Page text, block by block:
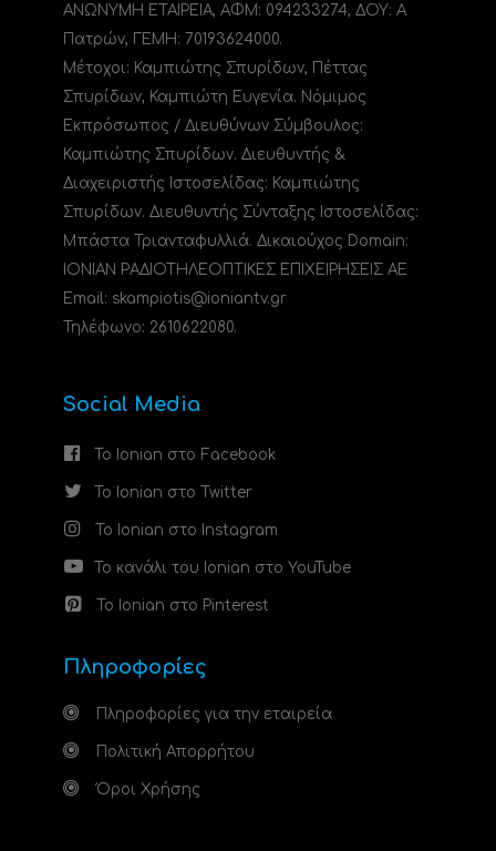
ΑΝΩΝΥΜΗ ΕΤΑΙΡΕΙΑ, ΑΦΜ: 094233274, ΔΟΥ: A
Πατρών, ΓΕΜΗ: 70193624000.
Μέτοχοι: Καμπιώτης Σπυρίδων, Πέττας
Σπυρίδων, Καμπιώτη Ευγενία. Νόμιμος
Εκπρόσωπος / Διευθύνων Σύμβουλος:
Καμπιώτης Σπυρίδων. Διευθυντής &
Διαχειριστής Ιστοσελίδας: Καμπιώτης
Σπυρίδων. Διευθυντής Σύνταξης Ιστοσελίδας:
Μπάστα Τριανταφυλλιά. Δικαιούχος Domain:
ΙΟΝΙΑΝ ΡΑΔΙΟΤΗΛΕΟΠΤΙΚΕΣ ΕΠΙΧΕΙΡΗΣΕΙΣ ΑΕ
Email: skampiotis@ioniantv.gr
Τηλέφωνο: 2610622080.
Social Media
Το Ionian στο Facebook
Το Ionian στο Twitter
Το Ionian στο Instagram
Το κανάλι του Ionian στο YouTube
Το Ionian στο Pinterest
Πληροφορίες
Πληροφορίες για την εταιρεία
Πολιτική Απορρήτου
Όροι Χρήσης